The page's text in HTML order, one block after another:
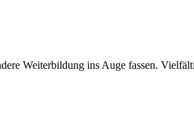
Weiterbildung ins Auge fassen.